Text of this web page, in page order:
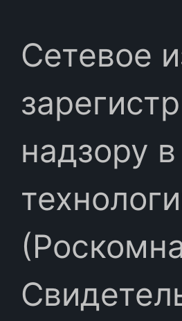
Сетевое
надзору